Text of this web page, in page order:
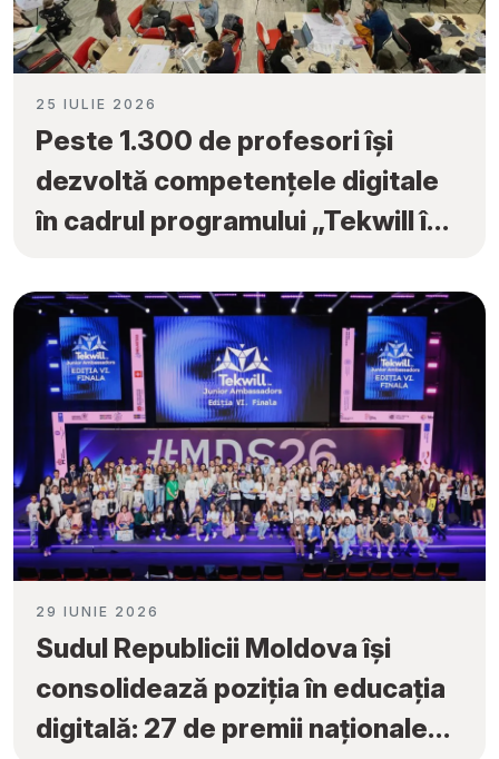
25 IULIE 2026
Peste 1.300 de profesori își
dezvoltă competențele digitale
în cadrul programului „Tekwill în
29 IUNIE 2026
Sudul Republicii Moldova își
consolidează poziția în educația
digitală: 27 de premii naționale